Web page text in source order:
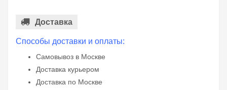
Доставка
Способы доставки и оплаты:
Самовывоз в Москве
Доставка курьером
Доставка по Москве